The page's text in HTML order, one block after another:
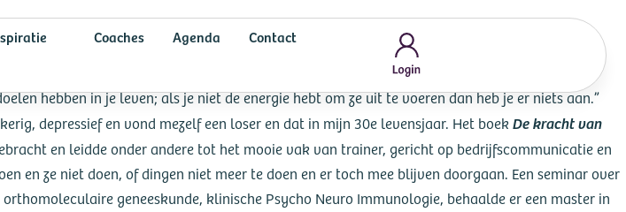
Coaches Agenda Contact
hebben in je leven; als je niet de energie hebt om ze uit te voeren dan heb je er niets aan.”
depressief en vond mezelf een loser en dat in mijn 30e levensjaar. Het boek De kracht van
en leidde onder andere tot het mooie vak van trainer, gericht op bedrijfscommunicatie en
en ze niet doen, of dingen niet meer te doen en er toch mee blijven doorgaan. Een seminar over
geneeskunde, klinische Psycho Neuro Immunologie, behaalde er een master in